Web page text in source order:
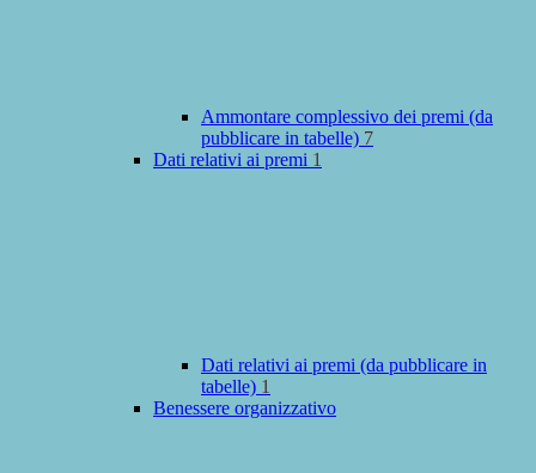
Ammontare complessivo dei premi (da
pubblicare in tabelle) 7
Dati relativi ai premi 1
Dati relativi ai premi (da pubblicare in
tabelle) 1
Benessere organizzativo